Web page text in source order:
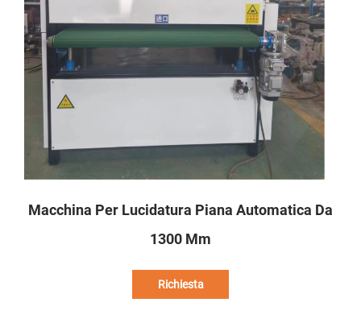
Macchina Per Lucidatura Piana Automatica Da
1300 Mm
Richiesta